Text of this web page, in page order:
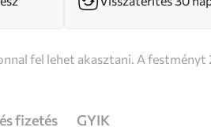
fel lehet akasztani. A festményt
fizetés GYIK